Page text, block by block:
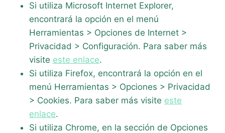
Si utiliza Microsoft Internet Explorer,
encontrará la opción en el menú
Herramientas > Opciones de Internet >
Privacidad > Configuración. Para saber más
visite este enlace.
Si utiliza Firefox, encontrará la opción en el
menú Herramientas > Opciones > Privacidad
> Cookies. Para saber más visite este
enlace.
Si utiliza Chrome, en la sección de Opciones